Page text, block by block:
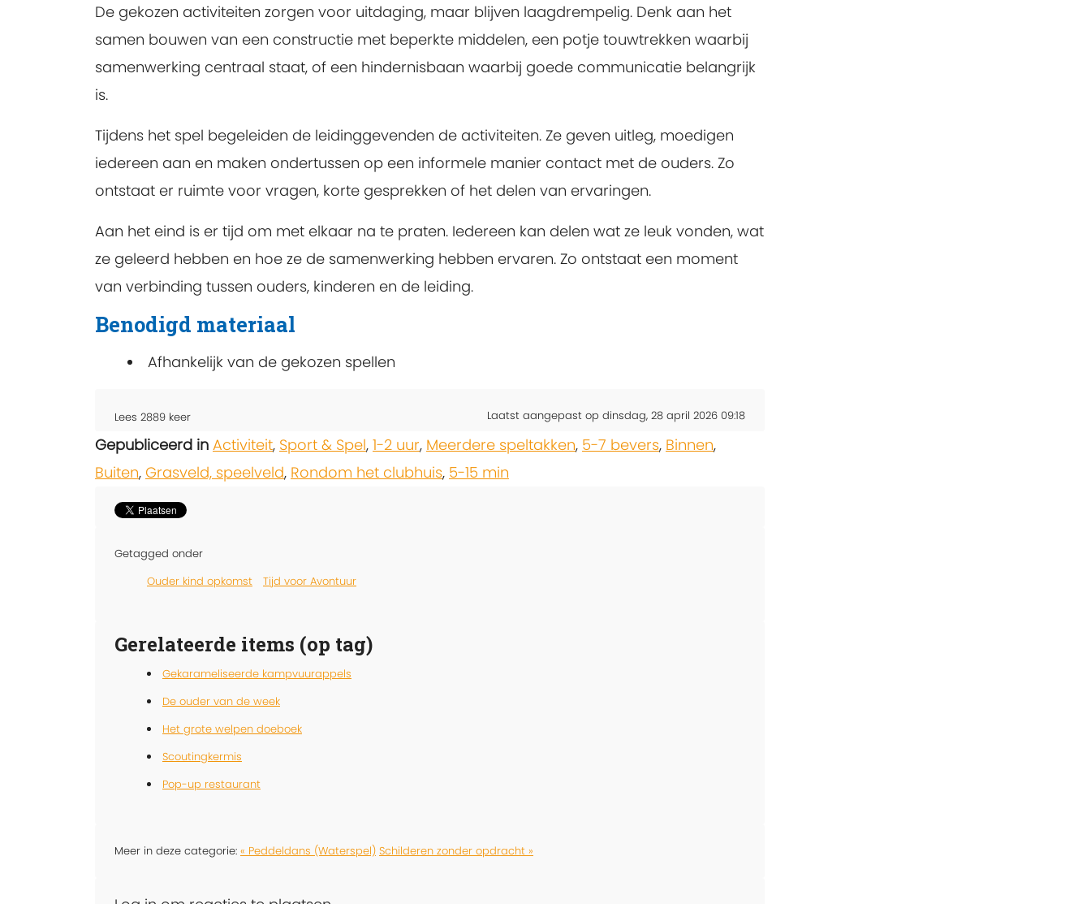
De gekozen activiteiten zorgen voor uitdaging, maar blijven laagdrempelig. Denk aan het
samen bouwen van een constructie met beperkte middelen, een potje touwtrekken waarbij
samenwerking centraal staat, of een hindernisbaan waarbij goede communicatie belangrijk
is.
Tijdens het spel begeleiden de leidinggevenden de activiteiten. Ze geven uitleg, moedigen
iedereen aan en maken ondertussen op een informele manier contact met de ouders. Zo
ontstaat er ruimte voor vragen, korte gesprekken of het delen van ervaringen.
Aan het eind is er tijd om met elkaar na te praten. Iedereen kan delen wat ze leuk vonden, wat
ze geleerd hebben en hoe ze de samenwerking hebben ervaren. Zo ontstaat een moment
van verbinding tussen ouders, kinderen en de leiding.
Benodigd materiaal
Afhankelijk van de gekozen spellen
Lees 2889 keer Laatst aangepast op dinsdag, 28 april 2026 09:18
Gepubliceerd in Activiteit, Sport & Spel, 1-2 uur, Meerdere speltakken, 5-7 bevers, Binnen,
Buiten, Grasveld, speelveld, Rondom het clubhuis, 5-15 min
Getagged onder
Ouder kind opkomst
Tijd voor Avontuur
Gerelateerde items (op tag)
Gekarameliseerde kampvuurappels
De ouder van de week
Het grote welpen doeboek
Scoutingkermis
Pop-up restaurant
Meer in deze categorie: « Peddeldans (Waterspel) Schilderen zonder opdracht »